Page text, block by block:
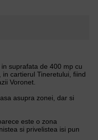
suprafata de 400 mp cu
cartierul Tineretului, fiind
Voronet.
asupra zonei, dar si
este o zona
si privelistea isi pun